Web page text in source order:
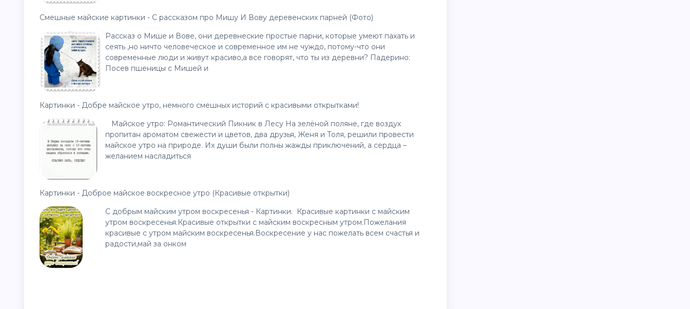
Смешные майские картинки - С рассказом про Мишу И Вову деревенских парней (Фото)
Рассказ о Мише и Вове, они деревнеские простые парни, которые умеют пахать и
сеять ,но ничто человеческое и современное им не чуждо, потому-что они
современные люди и живут красиво,а все говорят, что ты из деревни? Падерино:
Посев пшеницы с Мишей и
Картинки - Добре майское утро, немного смешных историй с красивыми открытками!
Майское утро: Романтический Пикник в Лесу На зелёной поляне, где воздух
пропитан ароматом свежести и цветов, два друзья, Женя и Толя, решили провести
майское утро на природе. Их души были полны жажды приключений, а сердца –
желанием насладиться
Картинки - Доброе майское воскресное утро (Красивые открытки)
С добрым майским утром воскресенья - Картинки. Красивые картинки с майским
утром воскресенья.Красивые открытки с майским воскресным утром.Пожелания
красивые с утром майским воскресенья.Воскресение у нас пожелать всем счастья и
радости,май за онком